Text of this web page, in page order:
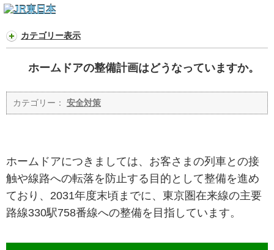
カテゴリー表示
ホームドアの整備計画はどうなっていますか。
カテゴリー： 安全対策
ホームドアにつきましては、お客さまの列車との接
触や線路への転落を防止する目的として整備を進め
ており、2031年度末頃までに、東京圏在来線の主要
路線330駅758番線への整備を目指しています。